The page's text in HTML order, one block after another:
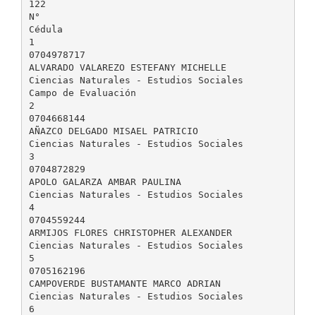
122
N°
Cédula
1
0704978717
ALVARADO VALAREZO ESTEFANY MICHELLE
Ciencias Naturales - Estudios Sociales
Campo de Evaluación
2
0704668144
AÑAZCO DELGADO MISAEL PATRICIO
Ciencias Naturales - Estudios Sociales
3
0704872829
APOLO GALARZA AMBAR PAULINA
Ciencias Naturales - Estudios Sociales
4
0704559244
ARMIJOS FLORES CHRISTOPHER ALEXANDER
Ciencias Naturales - Estudios Sociales
5
0705162196
CAMPOVERDE BUSTAMANTE MARCO ADRIAN
Ciencias Naturales - Estudios Sociales
6